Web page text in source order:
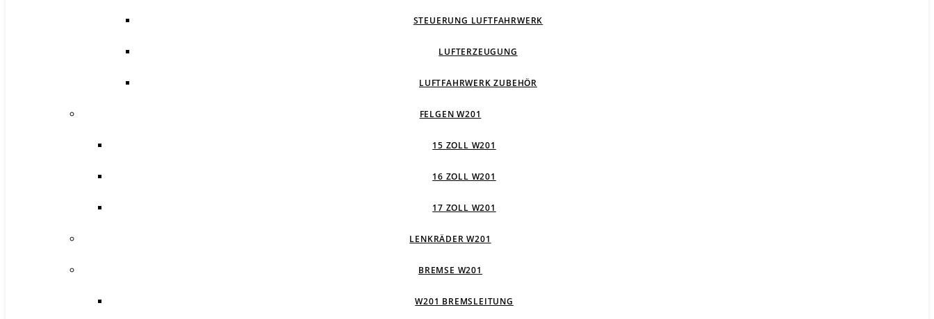
STEUERUNG LUFTFAHRWERK
LUFTERZEUGUNG
LUFTFAHRWERK ZUBEHÖR
FELGEN W201
15 ZOLL W201
16 ZOLL W201
17 ZOLL W201
LENKRÄDER W201
BREMSE W201
W201 BREMSLEITUNG